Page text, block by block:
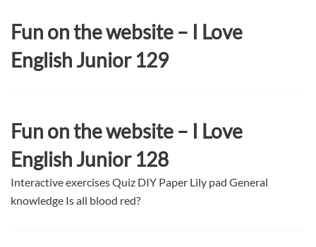
Fun on the website – I Love
English Junior 129
Fun on the website – I Love
English Junior 128
Interactive exercises Quiz DIY Paper Lily pad General
knowledge Is all blood red?